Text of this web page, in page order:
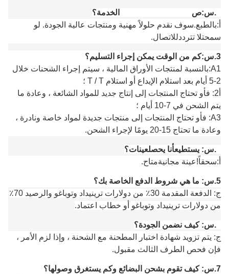
س:ص rovide OEM / ODM الخدمة؟
بالطبع.سوف نقدم حلولاً مهنية ومنتجات عالية الجودة. لو
سمحتلا تترددللاتصال
3. س:كم من الوقت يمكن إجراء التسليم؟
A1: بالنسبة لمنتجات الأوراق المالية ، سيتم إجراء الشحنات خلال
2-5 أيام بعد استلام الإيداع أو استلام T / T ؛
2: ف
أو تحتاج المنتجات إلى إنتاج جديد للمواد الشائعة ، وعادة ما
يتم الشحن في 7-10 أيام ؛
A3: ف
أو تحتاج المنتجات إلى منتجات جديدة لمواد خاصة ونادرة ،
وعادة ما تحتاج 15-20 يومًا لإجراء الشحن.
س: يستطيعأنا يحصلعينات؟
سحقاً!عينة مجانيةمتاح.
5. س: ما هي شروط الدفع الخاصة بك؟
ج: الدفعة المقدمة 30٪ من دولارات ترينيداد وتوباغو والرصيد 70٪
من دولارات ترينيداد وتوباغو أو خطاب اعتماد.
س: كيف نضمن الجودة؟
ج: يتم تزويد شهادة اختبار المطحنة مع الشحنة ، وإذا لزم الأمر ،
فإن فحص الطرف الثالث مقبول.
7. س: كيف تقوم بشحن البضائع وكم يستغرق وصولها؟